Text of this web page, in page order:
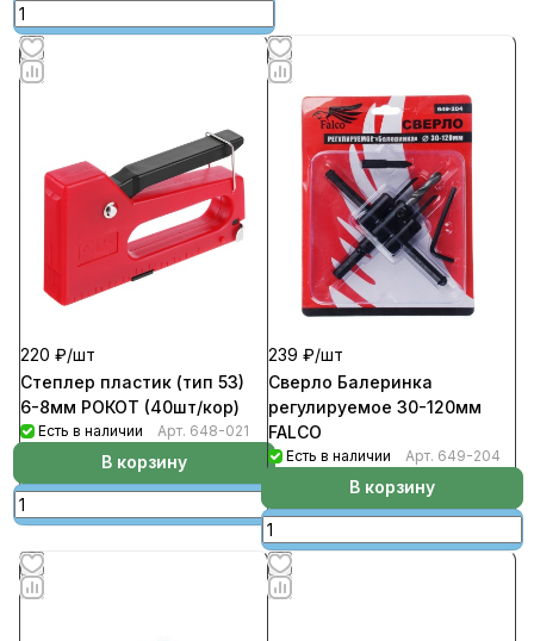
220 ₽/шт
Степлер пластик (тип 53)
6-8мм РОКОТ (40шт/кор)
Есть в наличии Арт. 648-021
В корзину
239 ₽/шт
Сверло Балеринка
регулируемое 30-120мм
FALCO
Есть в наличии Арт. 649-204
В корзину